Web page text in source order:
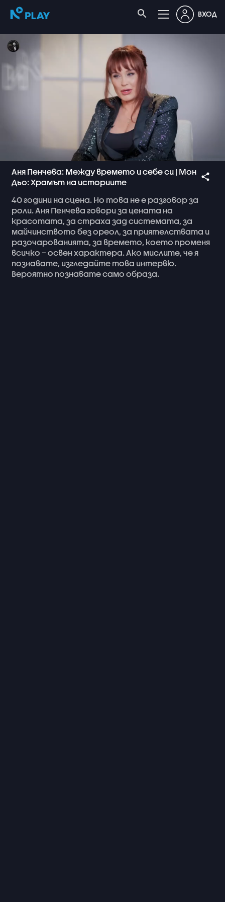
ВХОД
Аня Пенчева: Между времето и себе си | Мон
Дьо: Храмът на историите
40години на сцена. Но това нее разговорза
роли.Аня Пенчева говориза цената на
красотата, за страха зад системата, за
майчинството безореол, за приятелствата и
разочарованията, за времето, което променя
всичко –освенхарактера.Ако мислите, чея
познавате, изгледайте това интервю.
Вероятно познаватесамо образа.